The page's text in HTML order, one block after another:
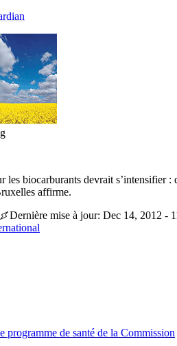
les biocarburants devrait s’intensifier
affirme.
Dernière mise à jour: Dec 14, 2012 -
programme de santé de la Commission